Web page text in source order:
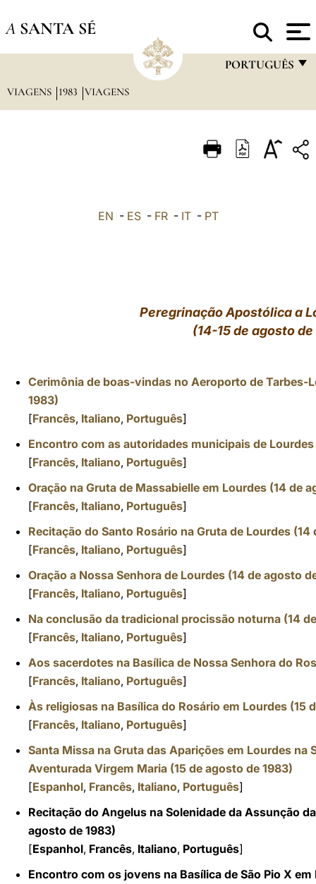
A SANTA SÉ
PORTUGUÊS
ITALIANO
中文
LATINE
VIAGENS 1983 VIAGENS
EN - ES- FR- IT- PT
Peregrinação Apostólica a
(14-15 de agosto
Cerimônia de boas-vindas no Aeroporto de Tarbes-
1983)
[Francês, Italiano, Português]
Encontro com as autoridades municipais de
[Francês, Italiano, Português]
Oração na Gruta de Massabielle em Lourdes (14 de
[Francês, Italiano, Português]
Recitação do Santo Rosário na Gruta de Lourdes (14
[Francês, Italiano, Português]
Oração a Nossa Senhora de Lourdes (14 de agosto
[Francês, Italiano, Português]
Na conclusão da tradicional procissão noturna (14
[Francês, Italiano, Português]
Aos sacerdotes na Basílica de Nossa Senhora do
[Francês, Italiano, Português]
Às religiosas na Basílica do Rosário em Lourdes (15
[Francês, Italiano, Português]
Santa Missa na Gruta das Aparições em Lourdes na
Aventurada Virgem Maria (15 de agosto de 1983)
[Espanhol, Francês, Italiano, Português]
Recitação do Angelus na Solenidade da Assunção
agosto de 1983)
[Espanhol, Francês, Italiano, Português]
Encontro com os jovens na Basílica de São Pio X